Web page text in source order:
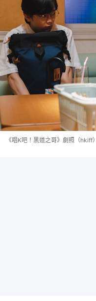
《唱K吧！黑道之哥》劇照（hkiff）